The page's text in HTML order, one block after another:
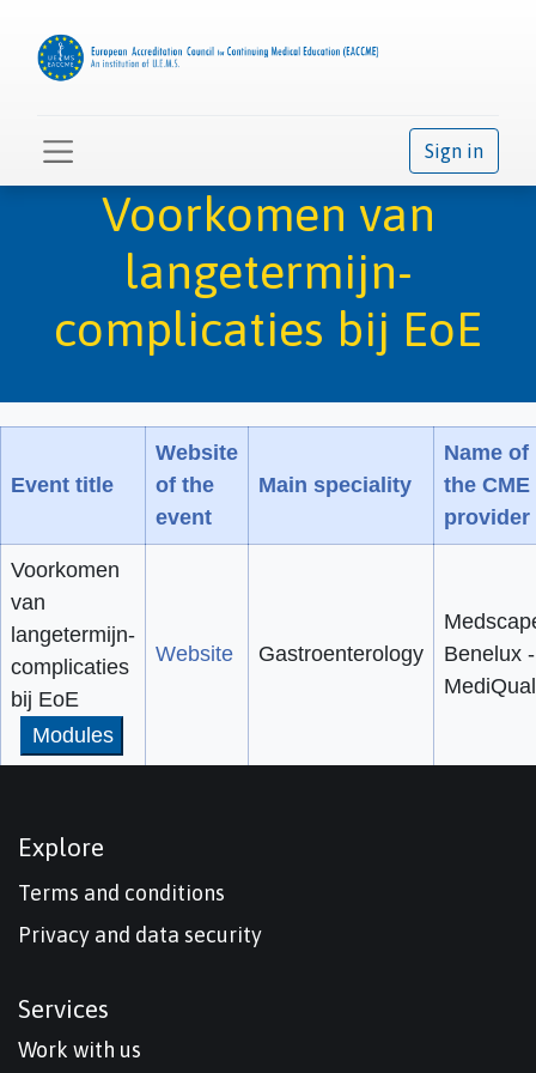
Sign in
Voorkomen van
langetermijn-
complicaties bij EoE
Event title
Website
of the
event
Main speciality
Name of
the CME
provider
Voorkomen
van
langetermijn-
complicaties
bij EoE
Modules
Website Gastroenterology
Benelux -
Explore
Terms and conditions
Privacy and data security
Services
Work with us